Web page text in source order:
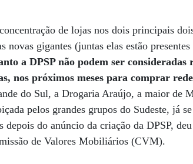
de lojas nos dois principais
novas gigantes (juntas elas estão
a DPSP não podem ser
nos próximos meses para comprar
do Sul, a Drogaria Araújo, a maior de
pelos grandes grupos do Sudeste, já
depois do anúncio da criação da DPSP,
de Valores Mobiliários (CVM).